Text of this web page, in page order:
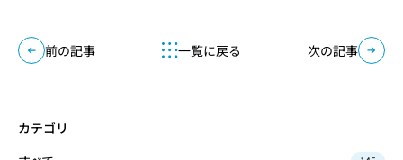
前の記事 一覧に戻る 次の記事
カテゴリ